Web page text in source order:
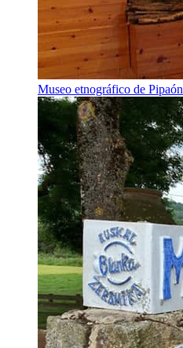
Museo etnográfico de Pipaón